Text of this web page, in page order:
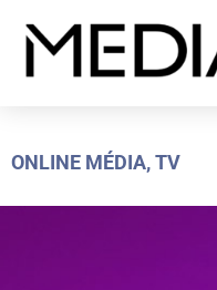
ONLINE MÉDIA,TV